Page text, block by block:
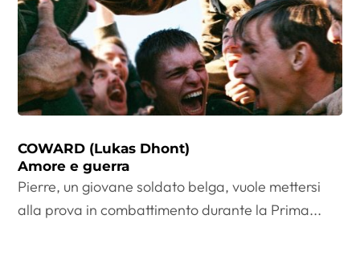
COWARD (Lukas Dhont)
Amore e guerra
Pierre, un giovane soldato belga, vuole mettersi
alla prova in combattimento durante la Prima...